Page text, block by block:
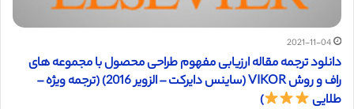
2021-11-04
دانلود ترجمه مقاله ارزیابی مفهوم طراحی محصول با مجموعه های
راف و روش VIKOR (ساینس دایرکت – الزویر 2016) (ترجمه ویژه –
طلایی
)